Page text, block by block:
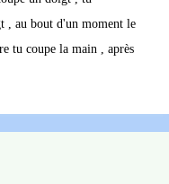
, au bout d'un moment le
tu coupe la main , après